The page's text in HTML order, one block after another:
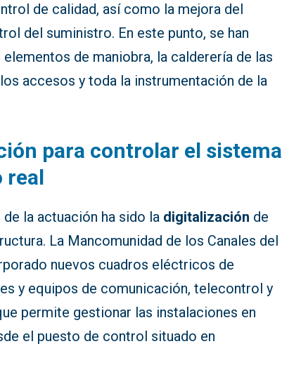
de calidad, así como la mejora del
del suministro. En este punto, se han
de maniobra, la calderería de las
accesos y toda la instrumentación de la
para controlar el sistema
real
de la actuación ha sido la digitalización de
La Mancomunidad de los Canales del
nuevos cuadros eléctricos de
y equipos de comunicación, telecontrol y
permite gestionar las instalaciones en
el puesto de control situado en